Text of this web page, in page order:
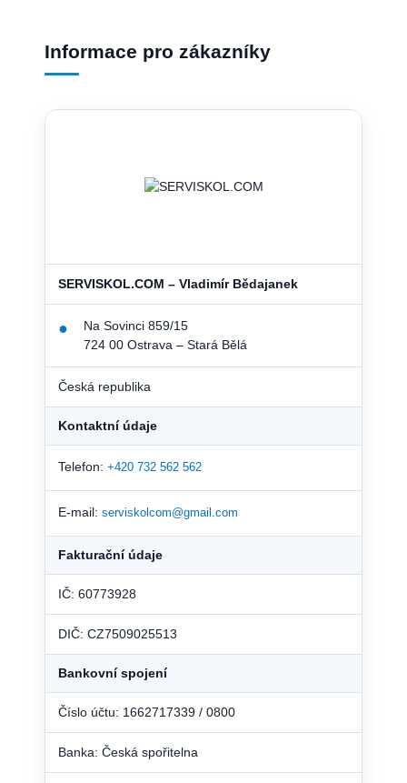
Informace pro zákazníky
SERVISKOL.COM – Vladimír Bědajanek
●
Na Sovinci 859/15
724 00 Ostrava – Stará Bělá
Česká republika
Kontaktní údaje
Telefon: +420 732 562 562
E-mail: serviskolcom@gmail.com
Fakturační údaje
IČ: 60773928
DIČ: CZ7509025513
Bankovní spojení
Číslo účtu: 1662717339 / 0800
Banka: Česká spořitelna